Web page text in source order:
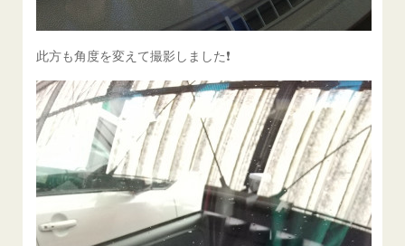
此方も角度を変えて撮影しました❗️